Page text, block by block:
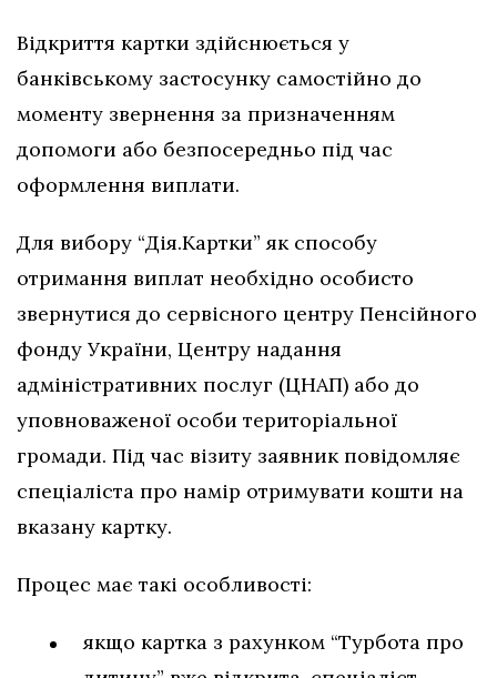
Відкриття картки здійснюється у
банківському застосунку самостійно до
моменту звернення за призначенням
допомоги або безпосередньо під час
оформлення виплати.
Для вибору “Дія.Картки” як способу
отримання виплат необхідно особисто
звернутися до сервісного центру Пенсійного
фонду України, Центру надання
адміністративних послуг (ЦНАП) або до
уповноваженої особи територіальної
громади. Під час візиту заявник повідомляє
спеціаліста про намір отримувати кошти на
вказану картку.
Процес має такі особливості:
якщо картка з рахунком “Турбота про